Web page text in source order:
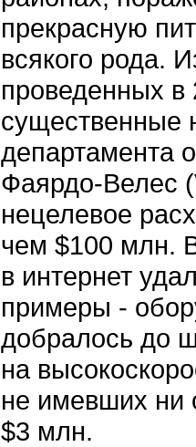
прекрасную
всякого рода.
проведенных в
существенные
департамента
Фаярдо-Велес
нецелевое
чем $100 млн.
в интернет
примеры -
добралось до
на
не имевших ни
$3 млн.